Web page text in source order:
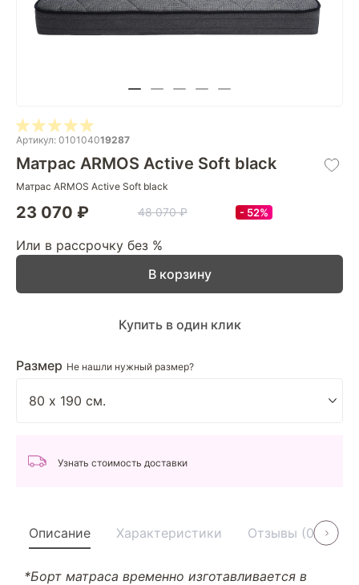
Артикул: 010104019287
Матрас ARMOS Active Soft black
Матрас ARMOS Active Soft black
23 070 ₽ 48 070 ₽ 52%
Или в рассрочку без %
Размер Не нашли нужный размер?
В корзину
Купить в один клик
Узнать стоимость доставки
Описание Характеристики Отзывы (0)
*Борт матраса временно изготавливается в